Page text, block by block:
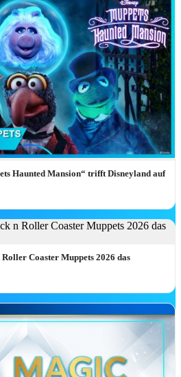
„Ich glaube, ich bin zum Teil deutsch!”
Unser „Descendants: Wicked
Wonderland” Interview mit Alexandro
Byrd, Kiara Romero & Liamani
Unser Descendants: Wicked Wonderland
mit Alexandro Byrd, Kiara Romero & Liamani
Segura: Worlds Collide Tour, Rapunzel-Wunsch
&…Jetzt lesen ➔
NEU IN DER
Adults: Marathon Day Zur Filmseite ➔
Haunted Mansion“ trifft Disneyland auf
Coaster Muppets 2026 das